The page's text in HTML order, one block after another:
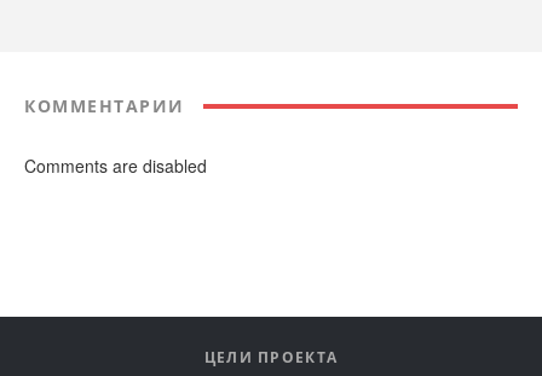
КОММЕНТАРИИ
Comments are disabled
ЦЕЛИ ПРОЕКТА